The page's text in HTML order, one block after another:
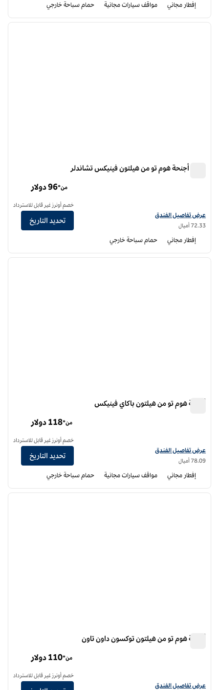
إفطار مجاني مواقف سيارات مجانية حمام سباحة خارجي
1 من 12
الصورة
فندق أجنحة هوم تو من هيلتون فينيكس تشاندلر
عرض تفاصيل الفندق أجنحة هوم تو من هيلتون فينيكس تشاندلر
عرض تفاصيل الفندق
72.33 أميال
من*96 دولار
خصم أونرز غير قابل للاسترداد
تحديد التاريخ
إفطار مجاني حمام سباحة خارجي
1 من 12
الصورة
أجنحة هوم تو من هيلتون باكاي فينيكس
عرض تفاصيل الفندق أجنحة هوم تو من هيلتون باكاي فينيكس
عرض تفاصيل الفندق
78.09 أميال
من*118 دولار
خصم أونرز غير قابل للاسترداد
تحديد التاريخ
إفطار مجاني مواقف سيارات مجانية حمام سباحة خارجي
1 من 12
الصورة
أجنحة هوم تو من هيلتون توكسون داون تاون
عرض تفاصيل الفندق أجنحة هوم تو من هيلتون توسون داون تاون
عرض تفاصيل الفندق
من*110 دولار
خصم أونرز غير قابل للاسترداد